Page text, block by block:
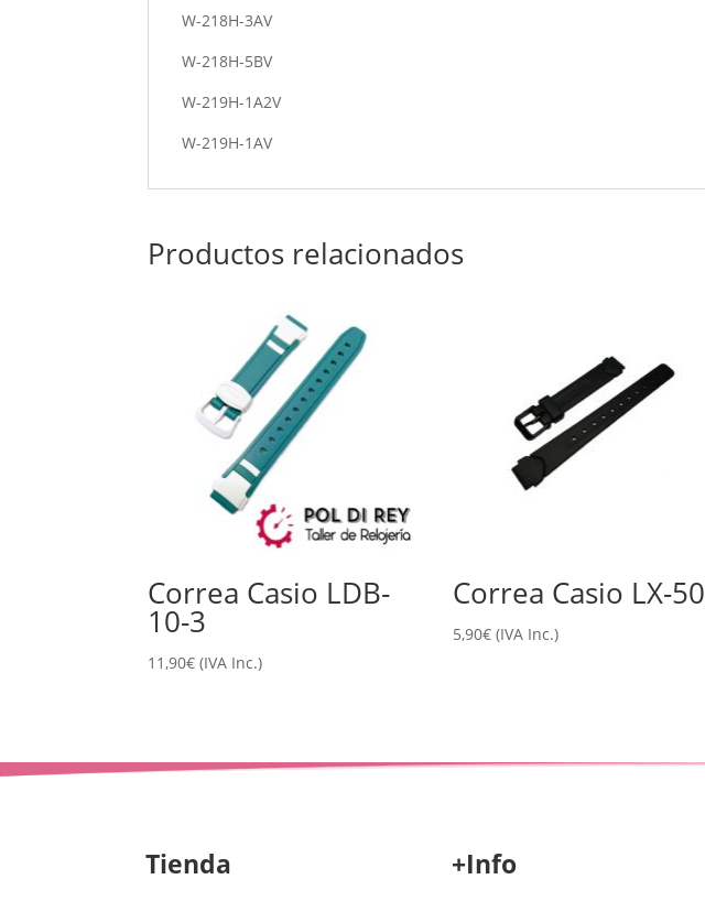
W-218H-3AV
W-218H-5BV
W-219H-1A2V
W-219H-1AV
Productos relacionados
Correa Casio LDB-
10-3
11,90€ (IVA Inc.)
Correa Casio LX-50
5,90€ (IVA Inc.)
Tienda +Info